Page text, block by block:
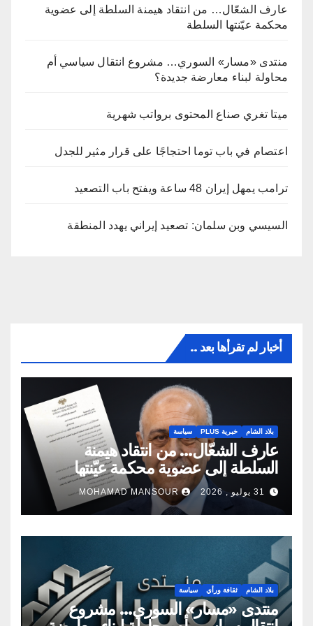
عارف الشعّال… من انتقاد هيمنة السلطة إلى عضوية
محكمة عيّنتها السلطة
منتدى «مسار» السوري… مشروع انتقال سياسي أم
محاولة لبناء معارضة جديدة؟
ميتا تغري صناع المحتوى برواتب شهرية
اعتصام في باب توما احتجاجًا على قرار مثير للجدل
ترامب يمهل إيران 48 ساعة ويفتح باب التصعيد
السيسي وبن سلمان: تصعيد إيراني يهدد المنطقة
أخبار لم تقرأها بعد ..
بلاد الشام خبرية PLUS سياسة
عارف الشعّال… من انتقاد هيمنة
السلطة إلى عضوية محكمة عيّنتها
السلطة
31 يوليو , 2026 MOHAMAD MANSOUR
بلاد الشام ثقافة ورأي سياسة
منتدى «مسار» السوري… مشروع